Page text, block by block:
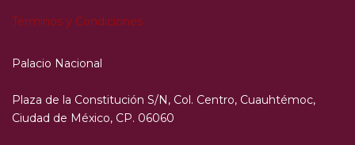
Términos y Condiciones
Palacio Nacional
Plaza de la Constitución S/N, Col. Centro, Cuauhtémoc,
Ciudad de México, CP. 06060